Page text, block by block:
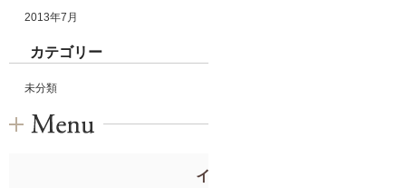
2013年7月
カテゴリー
未分類
インプラント